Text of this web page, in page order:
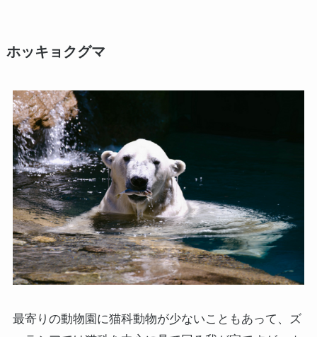
ホッキョクグマ
最寄りの動物園に猫科動物が少ないこともあって、ズ